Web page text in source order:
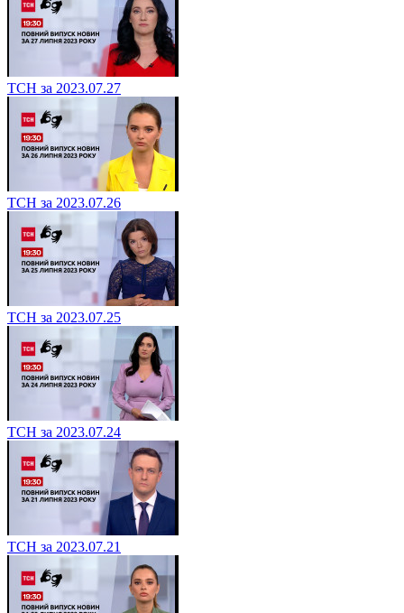
ТСН за 2023.07.27
ТСН за 2023.07.26
ТСН за 2023.07.25
ТСН за 2023.07.24
ТСН за 2023.07.21